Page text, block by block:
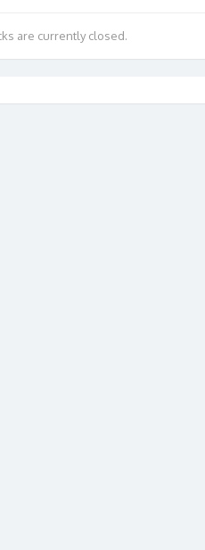
are currently closed.